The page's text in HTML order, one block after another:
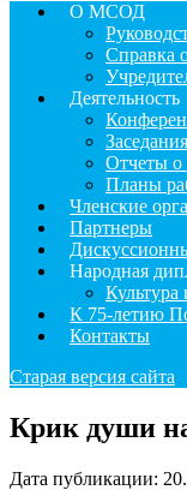
О МСОД
Деятельность
Отчеты о
Планы
Членские
Партнеры
Народная
Культура
К 75-летию
Контакты
Старая версия сайта
Крик души
Дата публикации: